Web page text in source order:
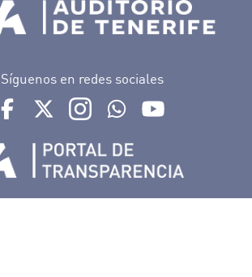
Síguenos en redes sociales
Ir a perfil de Auditorio de Tenerife en Facebook
Ir a perfil de Auditorio de Tenerife en
Ir a perfil de Auditorio de
Ir al Boletín Whatsapp